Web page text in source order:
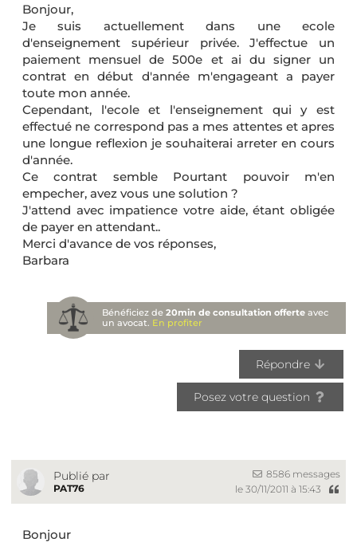
Bonjour,
Je suis actuellement dans une ecole
d'enseignement supérieur privée. J'effectue un
paiement mensuel de 500e et ai du signer un
contrat en début d'année m'engageant a payer
toute mon année.
Cependant, l'ecole et l'enseignement qui y est
effectué ne correspond pas a mes attentes et apres
une longue reflexion je souhaiterai arreter en cours
d'année.
Ce contrat semble Pourtant pouvoir m'en
empecher, avez vous une solution ?
J'attend avec impatience votre aide, étant obligée
de payer en attendant..
Merci d'avance de vos réponses,
Barbara
Bénéficiez de20min de consultation offerte avec
un avocat. En profiter
Répondre
Posez votre question
Publié par
PAT76
8586 messages
le 30/11/2011 à 15:43
Bonjour